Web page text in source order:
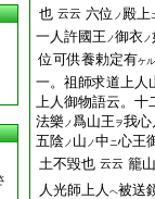
也 云云 六位 ノ 殿上
一人許國王 ノ御衣ノ
位可供養勅定有ケル
一。祖師求道上人
上人御物語云。十
法樂ノ爲山王 ヲ我心
五陰ノ 山 ノ中ニ心王
土不毀也 云云 籠
人光師上人 ヘ被送